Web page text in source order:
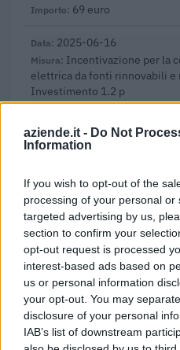
aziende.it - Do Not
Information
If you wish to opt-out of the
processing of your personal
targeted advertising by us,
section to confirm your
opt-out request is processed
interest-based ads based on
us or personal information
your opt-out. You may
disclosure of your personal
IAB’s list of downstream
69 euro
2025-06-16
Incentivazione per la
elettrica da fonti rinnovabili e
Investimento 1.2 p
GSE – Gestore Servizi
118.800 euro
per assunzioni di donne
(art. 1
inps
1.118 euro
2024-10-25
Credito d'imposta
Agenzia delle Entrate
31.030 euro